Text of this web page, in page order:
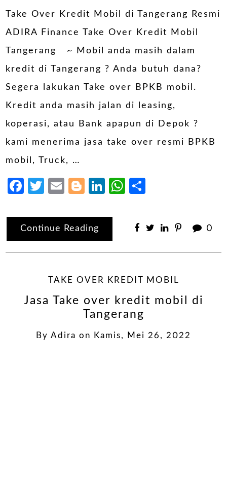
Take Over Kredit Mobil di Tangerang Resmi
ADIRA Finance Take Over Kredit Mobil
Tangerang ~ Mobil anda masih dalam
kredit di Tangerang ? Anda butuh dana?
Segera lakukan Take over BPKB mobil.
Kredit anda masih jalan di leasing,
koperasi, atau Bank apapun di Depok ?
kami menerima jasa take over resmi BPKB
mobil, Truck, …
Facebook
Twitter
EmailBlogger
LinkedIn
WhatsApp
Continue Reading 0
TAKE OVER KREDIT MOBIL
Jasa Take over kredit mobil di
Tangerang
By Adira on Kamis, Mei 26, 2022